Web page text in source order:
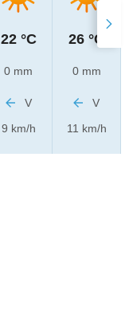
22 °C
0 mm
V
9 km/h
26 °C
0 mm
V
11 km/h